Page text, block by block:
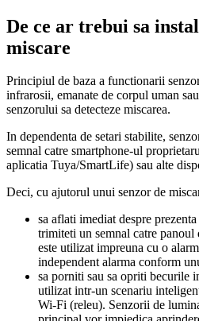
De ce ar trebui sa
miscare
Principiul de baza a functionarii
infrarosii, emanate de corpul uman
senzorului sa detecteze miscarea.
In dependenta de setari stabilite,
semnal catre smartphone-ul
aplicatia Tuya/SmartLife) sau alte
Deci, cu ajutorul unui senzor de
sa aflati imediat despre
trimiteti un semnal catre panoul
este utilizat impreuna cu o
independent alarma conform
sa porniti sau sa opriti becurile
utilizat intr-un scenariu
Wi-Fi (releu). Senzorii de